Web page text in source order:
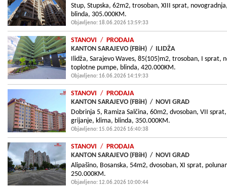
Stup, Stupska, 62m2, trosoban, XIII sprat,
blinda, 305.000KM.
Objavljeno: 18.06.2026 13:59:33
STANOVI / PRODAJA
KANTON SARAJEVO (FBiH) / ILIDŽA
Ilidža, Sarajevo Waves, 85(105)m2, trosoban, I sprat,
toplotne pumpe, blinda, 420.000KM.
Objavljeno: 16.06.2026 14:19:33
STANOVI / PRODAJA
KANTON SARAJEVO (FBiH) / NOVI GRAD
Dobrinja 5, Ramiza Salčina, 60m2, dvosoban, VII
grijanje, klima, blinda, 350.000KM.
Objavljeno: 15.06.2026 16:40:38
STANOVI / PRODAJA
KANTON SARAJEVO (FBiH) / NOVI GRAD
Alipašino, Bosanska, 54m2, dvosoban, XI sprat,
250.000KM.
Objavljeno: 12.06.2026 10:00:44